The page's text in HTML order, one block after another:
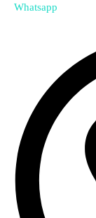
Whatsapp